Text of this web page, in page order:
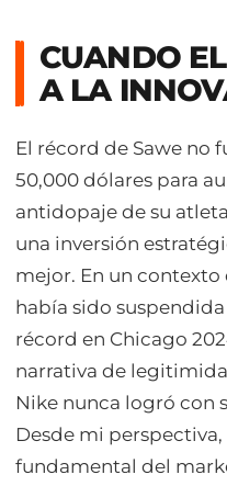
CUANDO
A LA
El récord de Sawe no
50,000 dólares para
antidopaje de su
una inversión
mejor. En un
había sido
récord en Chicago
narrativa de
Nike nunca logró con
Desde mi
fundamental del